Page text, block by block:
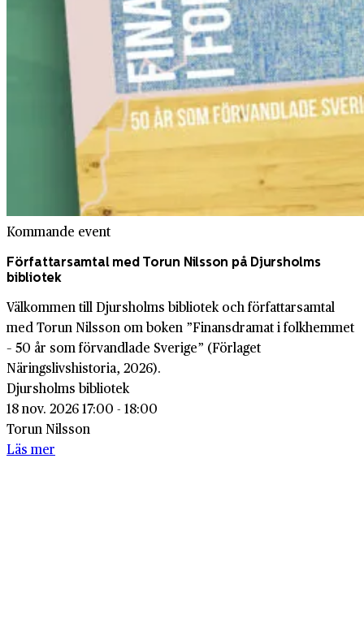
Kommande event
Författarsamtal med Torun Nilsson på Djursholms
bibliotek
Välkommen till Djursholms bibliotek och författarsamtal
med Torun Nilsson om boken ”Finansdramat i folkhemmet
– 50 år som förvandlade Sverige” (Förlaget
Näringslivshistoria, 2026).
Djursholms bibliotek
18 nov. 2026 17:00 - 18:00
Torun Nilsson
Läs mer